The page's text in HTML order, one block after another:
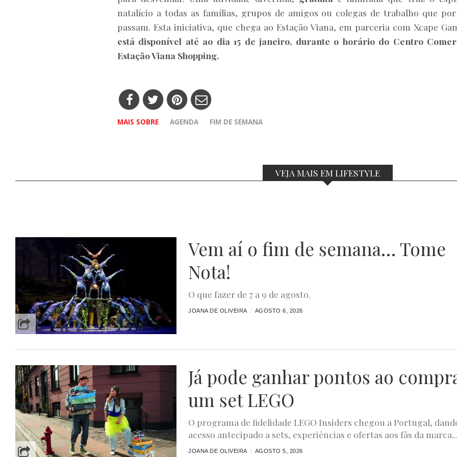
natalício a todas as famílias, grupos de amigos ou colegas de trabalho que
passam. Esta iniciativa, que chega ao Estação Viana, em parceria com Xcape
está disponível até ao dia 15 de janeiro, durante o horário do Centro
Estação Viana Shopping.
MAIS SOBRE AGENDA FIM DE SEMANA
VEJA MAIS EM LIFESTYLE
Vem aí o fim de semana… Tome
Nota!
O que fazer de 7 a 9 de agosto.
JOANA DE OLIVEIRA AGOSTO 6, 2026
Já pode ganhar pontos ao
um set LEGO
O programa de fidelidade LEGO Insiders chegou a Portugal,
acesso antecipado a sets, experiências e ofertas aos fãs da
JOANA DE OLIVEIRA AGOSTO 5, 2026